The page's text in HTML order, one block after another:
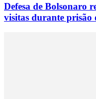
Defesa de Bolsonaro
visitas durante